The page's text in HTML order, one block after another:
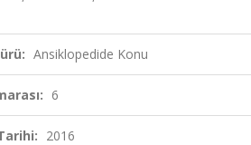
Ansiklopedide Konu
6
2016